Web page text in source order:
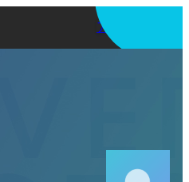
アプリを使う